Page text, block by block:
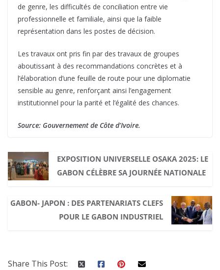
de genre, les difficultés de conciliation entre vie
professionnelle et familiale, ainsi que la faible
représentation dans les postes de décision.
Les travaux ont pris fin par des travaux de groupes
aboutissant à des recommandations concrètes et à
l’élaboration d’une feuille de route pour une diplomatie
sensible au genre, renforçant ainsi l’engagement
institutionnel pour la parité et l’égalité des chances.
Source: Gouvernement de Côte d’Ivoire.
EXPOSITION UNIVERSELLE OSAKA 2025: LE
GABON CÉLÈBRE SA JOURNÉE NATIONALE
GABON- JAPON : DES PARTENARIATS CLEFS
POUR LE GABON INDUSTRIEL
Share This Post: